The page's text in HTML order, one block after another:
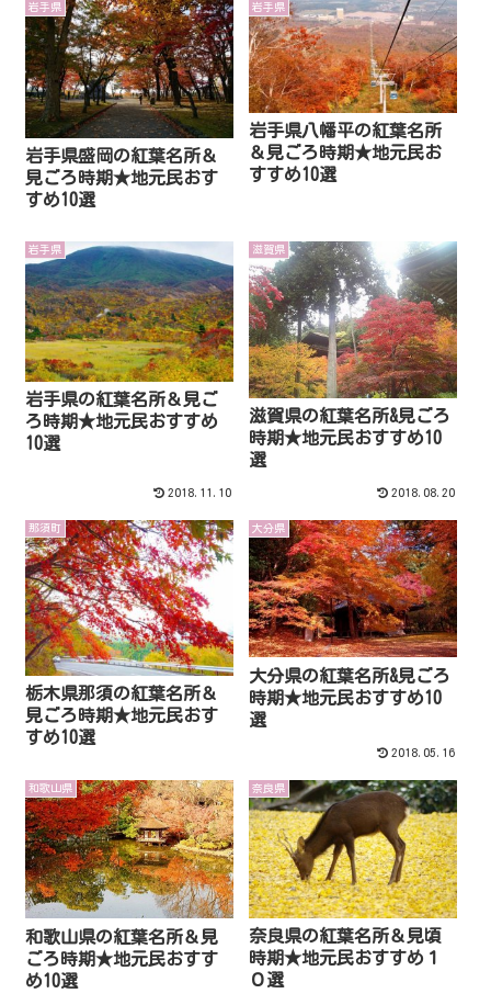
岩手県
岩手県盛岡の紅葉名所＆
見ごろ時期★地元民おす
すめ10選
岩手県
岩手県八幡平の紅葉名所
＆見ごろ時期★地元民お
すすめ10選
岩手県
岩手県の紅葉名所＆見ご
ろ時期★地元民おすすめ
10選
2018.11.10
滋賀県
滋賀県の紅葉名所&見ごろ
時期★地元民おすすめ10
選
2018.08.20
那須町
栃木県那須の紅葉名所＆
見ごろ時期★地元民おす
すめ10選
大分県
大分県の紅葉名所&見ごろ
時期★地元民おすすめ10
選
2018.05.16
和歌山県
和歌山県の紅葉名所＆見
ごろ時期★地元民おすす
め10選
奈良県
奈良県の紅葉名所＆見頃
時期★地元民おすすめ１
０選